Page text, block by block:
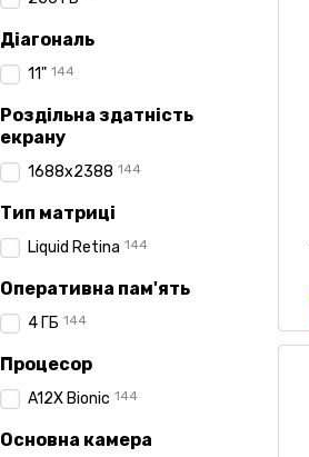
Діагональ
11" 144
Роздільна здатність
екрану
1688х2388 144
Тип матриці
Liquid Retina 144
Оперативна пам'ять
4 ГБ 144
Процесор
A12X Bionic 144
Основна камера